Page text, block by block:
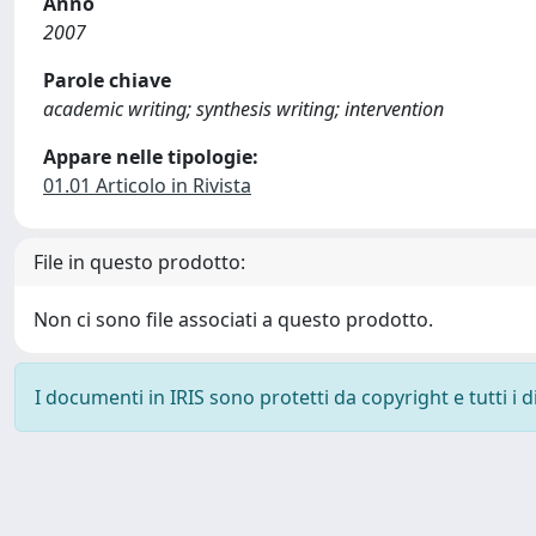
2007
Parole chiave
academic writing; synthesis writing; intervention
Appare nelle tipologie:
01.01 Articolo in Rivista
File in questo prodotto:
Non ci sono file associati a questo prodotto.
I documenti in IRIS sono protetti da copyright e tutti i